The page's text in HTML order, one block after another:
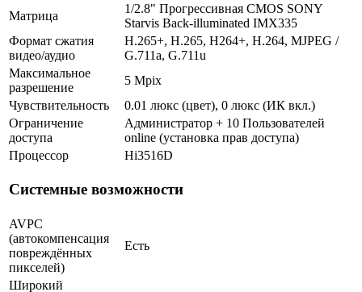
Матрица
1/2.8" Прогрессивная CMOS SONY
Starvis Back-illuminated IMX335
Формат сжатия
видео/аудио
H.265+, H.265, H264+, H.264, MJPEG /
G.711a, G.711u
Максимальное
разрешение
5 Mpix
Чувствительность
0.01 люкс (цвет), 0 люкс (ИК вкл.)
Ограничение
доступа
Администратор + 10 Пользователей
online (установка прав доступа)
Процессор
Hi3516D
Системные возможности
AVPC
(автокомпенсация
повреждённых
пикселей)
Есть
Широкий